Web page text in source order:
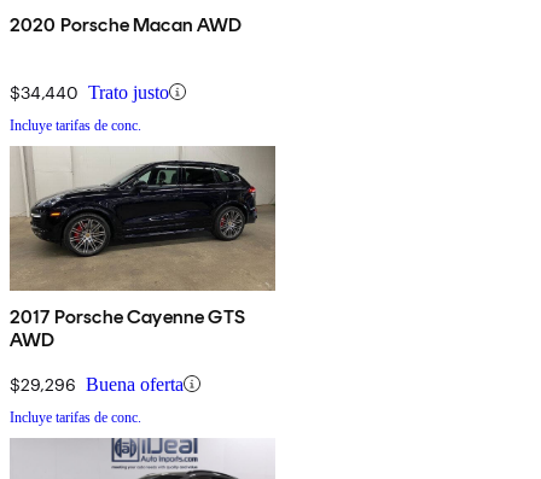
2020 Porsche Macan AWD
$34,440 Trato justo
Incluye tarifas de conc.
2017 Porsche Cayenne GTS
AWD
$29,296 Buena oferta
Incluye tarifas de conc.